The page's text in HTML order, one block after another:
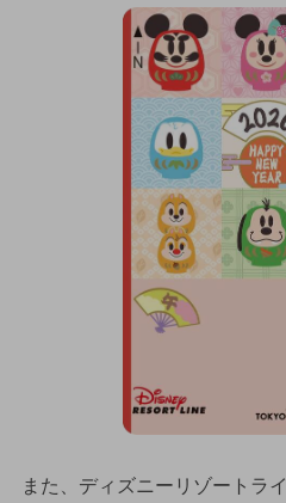
また、ディズニーリゾートラ